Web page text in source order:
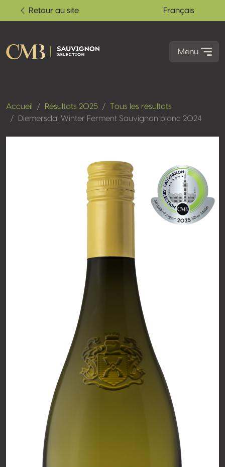
Retour au site Français
Menu
Accueil Résultats 2025
Tous les résultats
Diemersdal Winter Ferment Sauvignon blanc 2024